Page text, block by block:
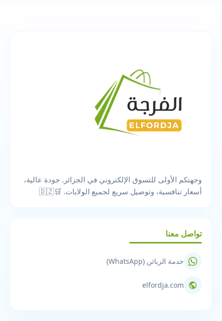
وجهتكم الأولى للتسوق الإلكتروني في الجزائر. جودة عالية،
أسعار تنافسية، وتوصيل سريع لجميع الولايات. 🛒🇩🇿
تواصل معنا
خدمة الزبائن (WhatsApp)
elfordja.com